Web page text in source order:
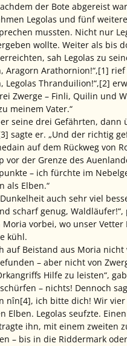
der Bote abgereist
Legolas und fünf
mussten. Nicht nur
wollte. Weiter als bis
sah Legolas zu
Aragorn Arathornion!“,[1]
Legolas Thranduilion!“,[2]
Zwerge – Finli, Quilin und
meinem Vater.“
seine drei Gefährten,
sagte er. „Und der richtig
auf dem Rückweg von
vor der Grenze des
– ich fürchte im
als Elben.“
auch sehr viel
scharf genug,
vorbei, wo unser
kühl.
auf Beistand aus Moria
– aber nicht von
Hilfe zu leisten“,
– nichts! Dennoch
nîn[4], ich bitte dich! Wir
Elben. Legolas seufzte.
ihn, mit einem zweiten
– bis in die Riddermark